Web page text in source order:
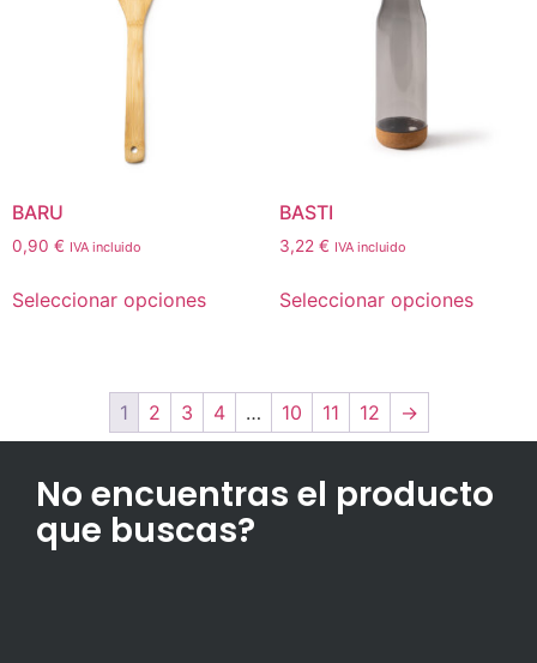
BARU
0,90 € IVA incluido
Seleccionar opciones
BASTI
3,22 € IVA incluido
Seleccionar opciones
1 2 3 4 … 10 11 12 →
No encuentras el producto
que buscas?